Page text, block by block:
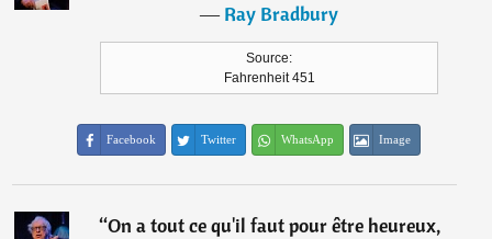
―Ray Bradbury
Source:
Fahrenheit 451
Facebook Twitter WhatsApp Image
“On a tout ce qu'il faut pour être heureux,